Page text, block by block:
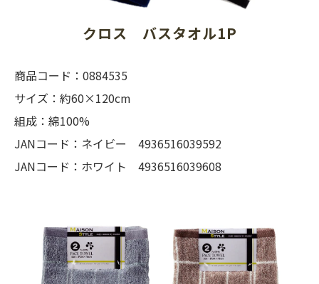
クロス　バスタオル1P
商品コード：0884535
サイズ：約60×120cm
組成：綿100%
JANコード：ネイビー 4936516039592
JANコード：ホワイト 4936516039608